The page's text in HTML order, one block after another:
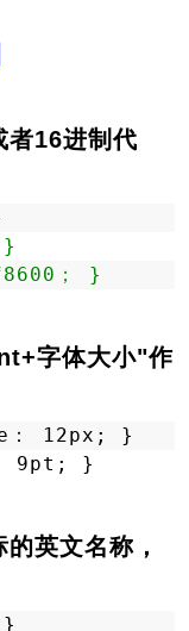
者16进制代
； }
字体大小"作
12px; }
9pt; }
英文名称，